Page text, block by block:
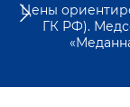
Цены
ГК РФ).